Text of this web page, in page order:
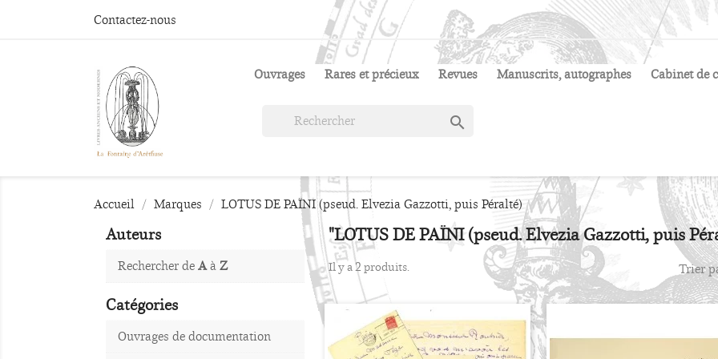
Contactez-nous
Ouvrages Rares et précieux Revues Manuscrits, autographes Cabinet de

Accueil Marques LOTUS DE PAÏNI (pseud. Elvezia Gazzotti, puis Péralté)
Auteurs
Rechercher deAàZ
Catégories
Ouvrages de documentation
"LOTUS DE PAÏNI (pseud. Elvezia Gazzotti, puis
Il y a 2 produits. Trier